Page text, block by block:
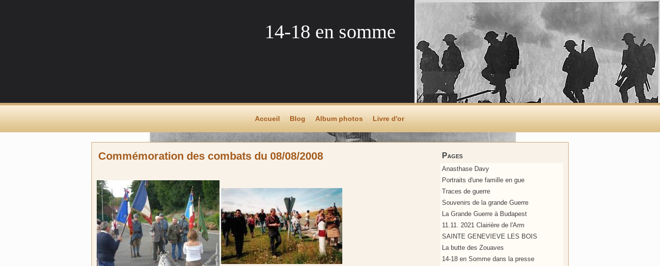
14-18 en somme
Accueil Blog Album photos Livre d'or
Pages
Anasthase Davy
Portraits d'une famille en gue
Traces de guerre
Souvenirs de la grande Guerre
La Grande Guerre à Budapest
11.11. 2021 Clairière de l'Arm
SAINTE GENEVIEVE LES BOIS
La butte des Zouaves
14-18 en Somme dans la presse
Commémoration des combats du 08/08/2008